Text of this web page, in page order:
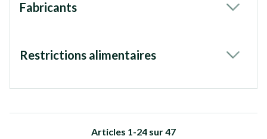
Fabricants
Restrictions alimentaires
Articles 1-24 sur47